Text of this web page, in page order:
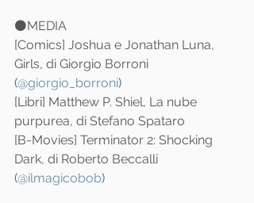
⚫️MEDIA
[Comics] Joshua e Jonathan Luna,
Girls, di Giorgio Borroni
(@giorgio_borroni)
[Libri] Matthew P. Shiel, La nube
purpurea, di Stefano Spataro
[B-Movies] Terminator 2: Shocking
Dark, di Roberto Beccalli
(@ilmagicobob)